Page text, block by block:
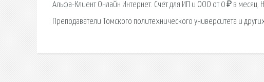
Альфа-Клиент Онлайн Интернет. Счёт для ИП и ООО от 0 ₽ в
Преподаватели Томского политехнического университета и